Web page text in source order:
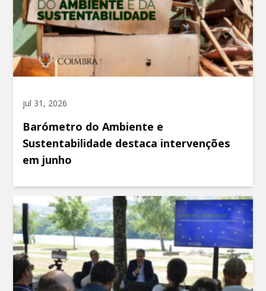
jul 31, 2026
Barómetro do Ambiente e
Sustentabilidade destaca intervenções
em junho